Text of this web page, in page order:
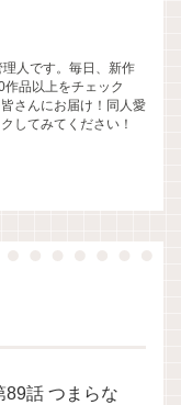
人です。毎日、新作
品以上をチェック
さんにお届け！同人愛
してみてください！
89話 つまらな